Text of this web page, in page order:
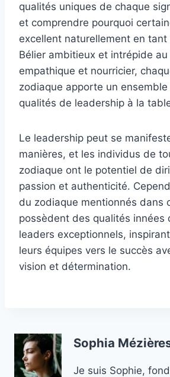
qualités uniques de chaque
et comprendre pourquoi
excellent naturellement en tant
Bélier ambitieux et intrépide au
empathique et nourricier,
zodiaque apporte un
qualités de leadership à la
Le leadership peut se
manières, et les individus de
zodiaque ont le potentiel de
passion et authenticité.
du zodiaque mentionnés dans
possèdent des qualités innées
leaders exceptionnels,
leurs équipes vers le succès
vision et détermination.
Sophia
Je suis Sophie,